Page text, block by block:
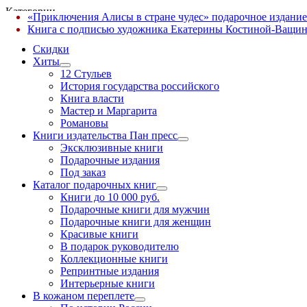
Категории
Скидки
Хиты
12 Стульев
История государства российского
Книга власти
Мастер и Маргарита
Романовы
Книги издательства Пан пресс
Эксклюзивные книги
Подарочные издания
Под заказ
Каталог подарочных книг
Книги до 10 000 руб.
Подарочные книги для мужчин
Подарочные книги для женщин
Красивые книги
В подарок руководителю
Коллекционные книги
Репринтные издания
Интерьерные книги
В кожаном переплете
«Приключения Алисы в стране чудес» подарочное издание
Книга с подписью художника Екатерины Костиной-